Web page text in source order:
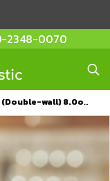
2348-0070
wall) 8.0oz สีทอง